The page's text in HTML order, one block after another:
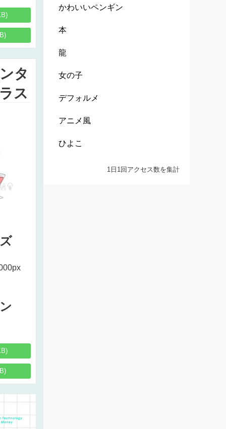
タ
ス
かわいいペンギン
本
龍
女の子
デフォルメ
アニメ風
ひよこ
1日1回アクセス数を集計